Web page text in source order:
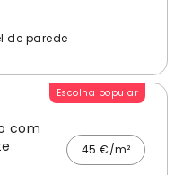
de parede
Escolha popular
com
45 €/m²